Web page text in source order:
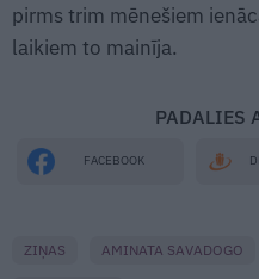
pirms trim mēnešiem
laikiem to mainīja.
PADALIES
FACEBOOK
ZIŅAS AMINATA SAVADOGO